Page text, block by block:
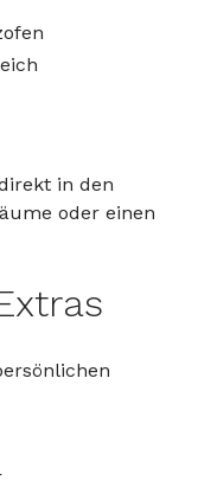
in den
oder einen